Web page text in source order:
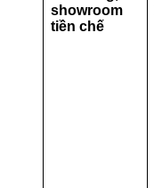
showroom
tiền chế